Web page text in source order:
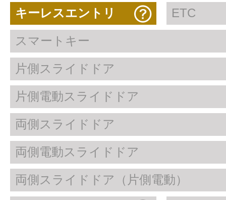
キーレスエントリ ETC
スマートキー
片側スライドドア
片側電動スライドドア
両側スライドドア
両側電動スライドドア
両側スライドドア（片側電動）